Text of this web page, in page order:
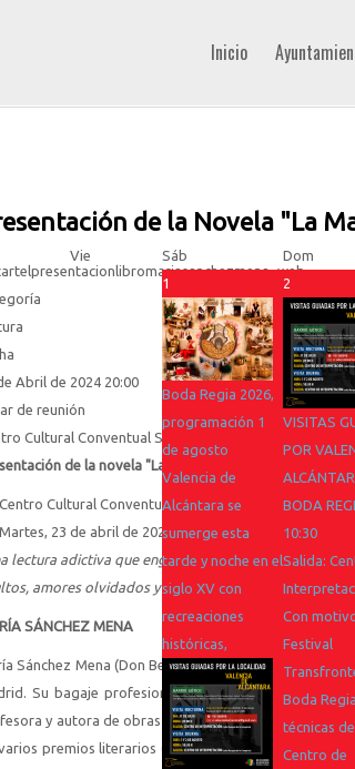
Inicio
Vie Sáb
Dom
1
Boda Regia 2026,
programación 1
de agosto
Valencia de
Alcántara se
sumerge esta
tarde y noche en el
siglo XV con
recreaciones
históricas,
2
VISITAS
POR
BODA
10:30
Salida:
Con
Festival
Boda
técnicas
Centro de
de la Novela "La
Abril de 2024 20:00
de reunión
Cultural Conventual Santa Clara
de la novela "La Mala Uva" y Firma de
Centro Cultural Conventual Santa Clara.
Plaza de
Martes, 23 de abril de 2024, a las 20:00h
lectura adictiva que engancha, como un buen vino
amores olvidados y amores perversos, pero
SÁNCHEZ MENA
Sánchez Mena (Don Benito, Badajoz, 1958) es
Su bagaje profesional, siempre ligado al
y autora de obras de teatro para grupos
premios literarios (entre ellos el prestigioso